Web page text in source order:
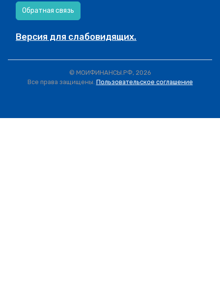
Обратная связь
Версия для слабовидящих.
© МОИФИНАНСЫ.РФ, 2026
Все права защищены. Пользовательское соглашение